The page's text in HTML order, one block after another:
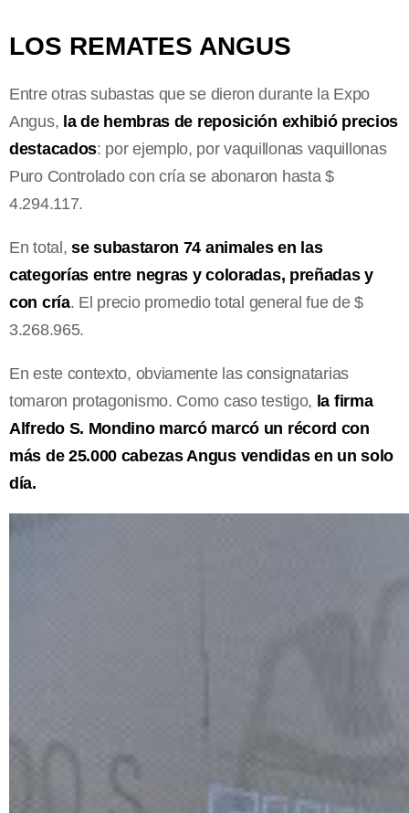
LOS REMATES ANGUS
Entre otras subastas que se dieron durante la Expo
Angus, la de hembras de reposición exhibió precios
destacados: por ejemplo, por vaquillonas vaquillonas
Puro Controlado con cría se abonaron hasta $
4.294.117.
En total, se subastaron 74 animales en las
categorías entre negras y coloradas, preñadas y
con cría. El precio promedio total general fue de $
3.268.965.
En este contexto, obviamente las consignatarias
tomaron protagonismo. Como caso testigo, la firma
Alfredo S. Mondino marcó marcó un récord con
más de 25.000 cabezas Angus vendidas en un solo
día.